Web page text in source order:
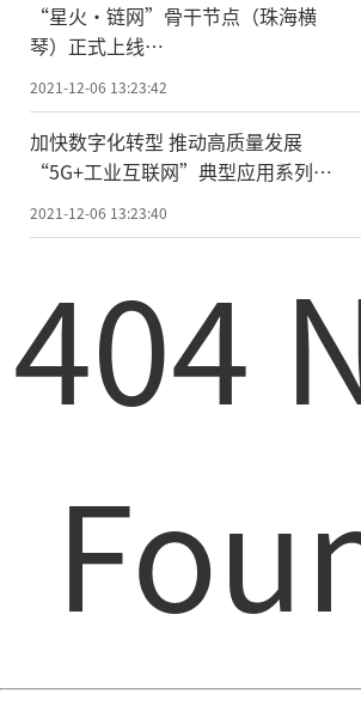
“星火·链网”骨干节点（珠海横
琴）正式上线
打造产业生态赋能数字贸易
2021-12-06 13:23:42
加快数字化转型 推动高质量发展
“5G+工业互联网”典型应用系列报
道｜以“资产全视角”打造智能工厂
安全可视化方案
2021-12-06 13:23:40
404